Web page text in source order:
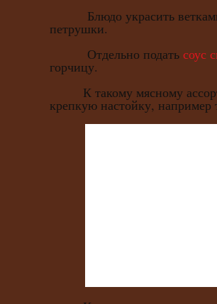
Блюдо украсить ветками
петрушки.
Отдельно подать соус
горчицу.
К такому мясному
крепкую настойку, например